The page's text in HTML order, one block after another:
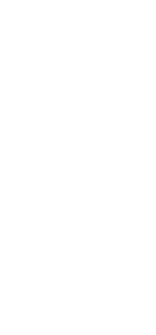
a diferentes
hecho en la
Los agentes irán
las necesidades
de la unidad de
Blanes:
Cuerpo.
para